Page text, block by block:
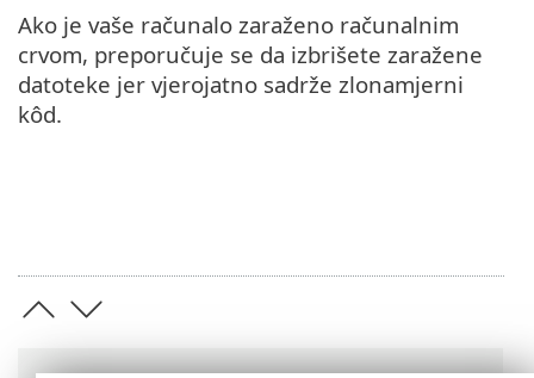
Ako je vaše računalo zaraženo računalnim
crvom, preporučuje se da izbrišete zaražene
datoteke jer vjerojatno sadrže zlonamjerni
kôd.